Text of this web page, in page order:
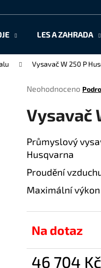
LES A ZAHRADA
Vysavač W 250 P
Průměrné
produktu
je
z
5
Neohodnoceno
Vysavač
Průmyslový
Husqvarna
Proudění
Maximální výkon
Na dotaz
46 704 Kč
najít?
HLEDAT